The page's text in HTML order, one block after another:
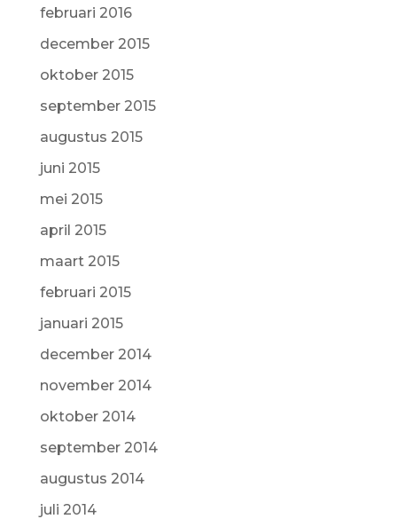
februari 2016
december 2015
oktober 2015
september 2015
augustus 2015
juni 2015
mei 2015
april 2015
maart 2015
februari 2015
januari 2015
december 2014
november 2014
oktober 2014
september 2014
augustus 2014
juli 2014